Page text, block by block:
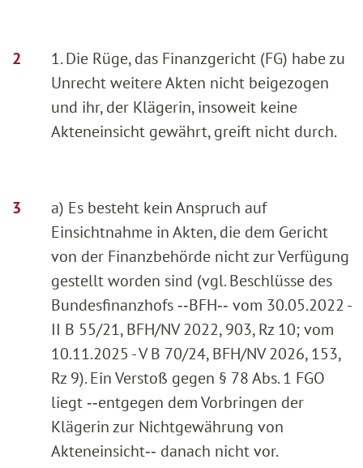
1. Die Rüge, das Finanzgericht (FG) habe zu
Unrecht weitere Akten nicht beigezogen
und ihr, der Klägerin, insoweit keine
Akteneinsicht gewährt, greift nicht durch.
a) Es besteht kein Anspruch auf
Einsichtnahme in Akten, die dem Gericht
von der Finanzbehörde nicht zur Verfügung
gestellt worden sind (vgl. Beschlüsse des
Bundesfinanzhofs ‑‑BFH‑‑ vom 30.05.2022 -
II B 55/21, BFH/NV 2022, 903, Rz 10; vom
10.11.2025 - V B 70/24, BFH/NV 2026, 153,
Rz 9). Ein Verstoß gegen § 78 Abs. 1 FGO
liegt ‑‑entgegen dem Vorbringen der
Klägerin zur Nichtgewährung von
Akteneinsicht‑‑ danach nicht vor.